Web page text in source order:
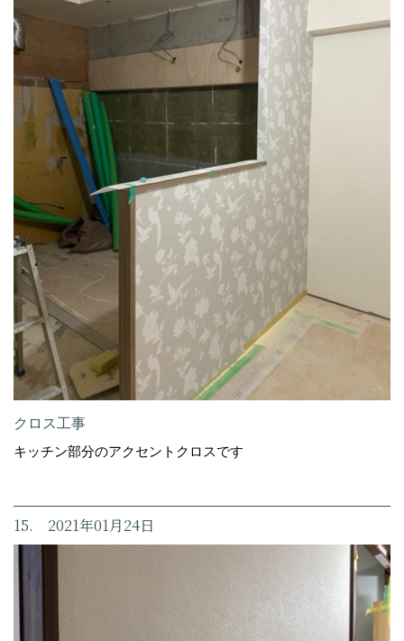
クロス工事
キッチン部分のアクセントクロスです
15. 2021年01月24日